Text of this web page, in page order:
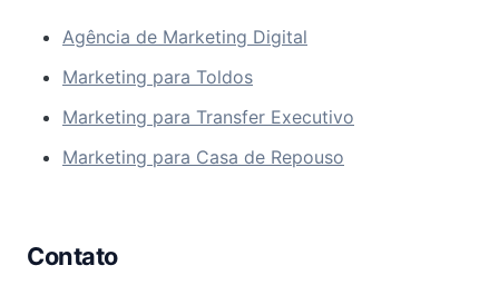
Agência de Marketing Digital
Marketing para Toldos
Marketing para Transfer Executivo
Marketing para Casa de Repouso
Contato